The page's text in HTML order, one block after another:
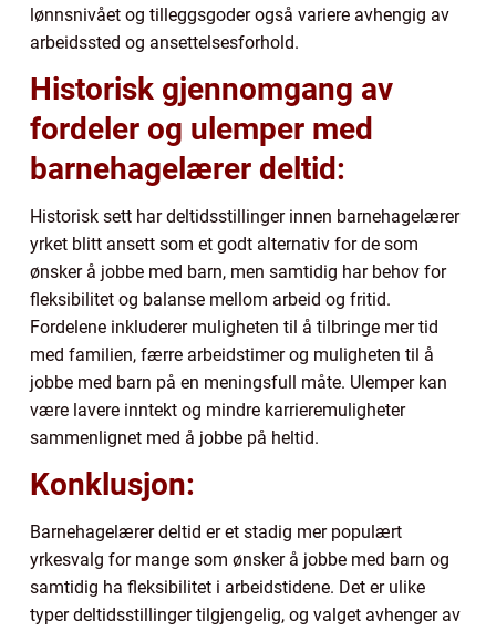
lønnsnivået og tilleggsgoder også variere avhengig av
arbeidssted og ansettelsesforhold.
Historisk gjennomgang av
fordeler og ulemper med
barnehagelærer deltid:
Historisk sett har deltidsstillinger innen barnehagelærer
yrket blitt ansett som et godt alternativ for de som
ønsker å jobbe med barn, men samtidig har behov for
fleksibilitet og balanse mellom arbeid og fritid.
Fordelene inkluderer muligheten til å tilbringe mer tid
med familien, færre arbeidstimer og muligheten til å
jobbe med barn på en meningsfull måte. Ulemper kan
være lavere inntekt og mindre karrieremuligheter
sammenlignet med å jobbe på heltid.
Konklusjon:
Barnehagelærer deltid er et stadig mer populært
yrkesvalg for mange som ønsker å jobbe med barn og
samtidig ha fleksibilitet i arbeidstidene. Det er ulike
typer deltidsstillinger tilgjengelig, og valget avhenger av